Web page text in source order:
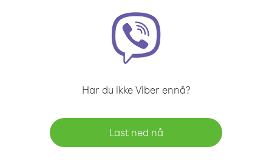
Har du ikke Viber ennå?
Last ned nå